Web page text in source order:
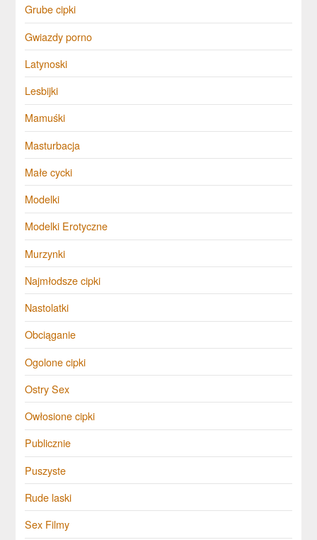
Grube cipki
Gwiazdy porno
Latynoski
Lesbijki
Mamuśki
Masturbacja
Małe cycki
Modelki
Modelki Erotyczne
Murzynki
Najmłodsze cipki
Nastolatki
Obciąganie
Ogolone cipki
Ostry Sex
Owłosione cipki
Publicznie
Puszyste
Rude laski
Sex Filmy